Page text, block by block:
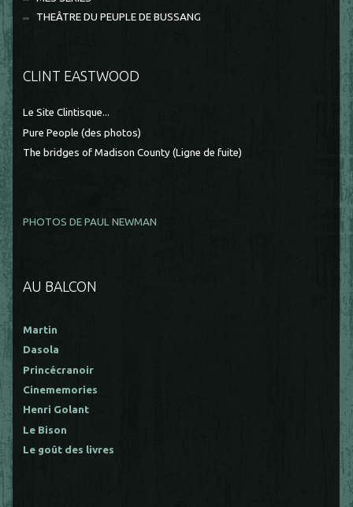
THEÂTRE DU PEUPLE DE BUSSANG
CLINT EASTWOOD
Le Site Clintisque...
Pure People (des photos)
The bridges of Madison County (Ligne de fuite)
PHOTOS DE PAUL NEWMAN
AU BALCON
Martin
Dasola
Princécranoir
Cinememories
Henri Golant
Le Bison
Le goût des livres